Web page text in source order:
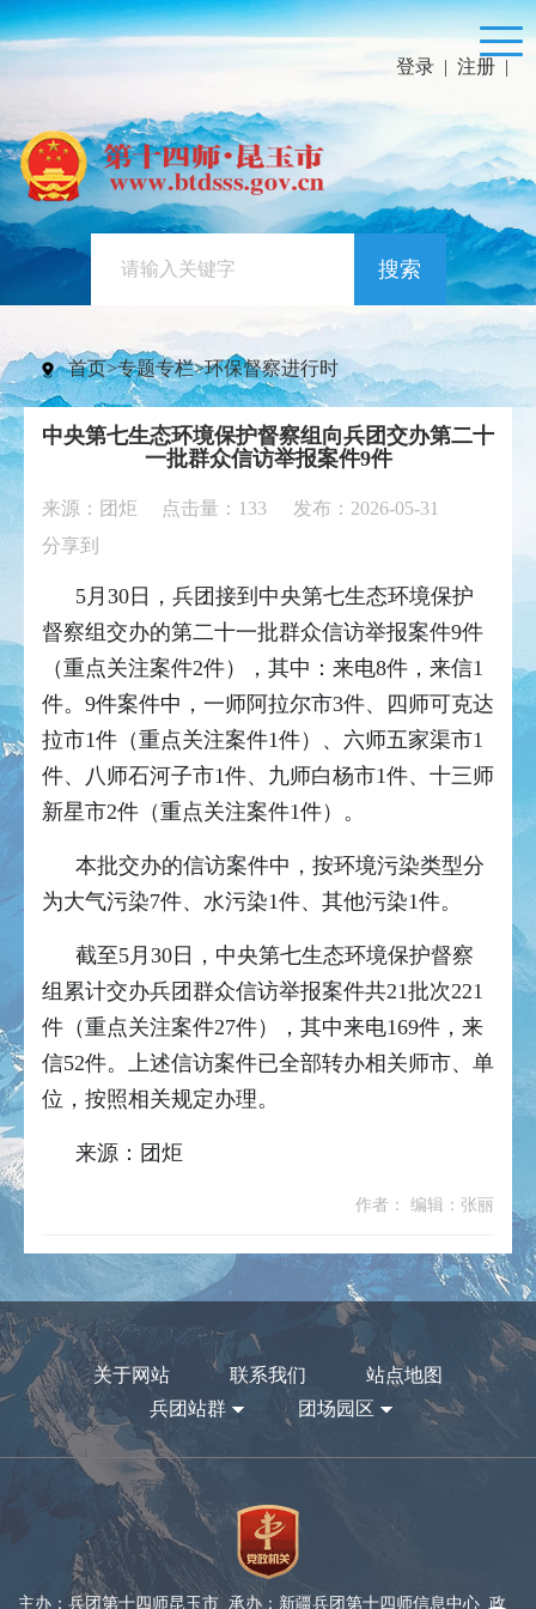
登录 | 注册 |
搜索
首页>专题专栏>环保督察进行时
中央第七生态环境保护督察组向兵团交办第二十
一批群众信访举报案件9件
来源：团炬 点击量： 133
发布：2026-05-31
分享到
5月30日，兵团接到中央第七生态环境保护
督察组交办的第二十一批群众信访举报案件9件
（重点关注案件2件），其中：来电8件，来信1
件。9件案件中，一师阿拉尔市3件、四师可克达
拉市1件（重点关注案件1件）、六师五家渠市1
件、八师石河子市1件、九师白杨市1件、十三师
新星市2件（重点关注案件1件）。
本批交办的信访案件中，按环境污染类型分
为大气污染7件、水污染1件、其他污染1件。
截至5月30日，中央第七生态环境保护督察
组累计交办兵团群众信访举报案件共21批次221
件（重点关注案件27件），其中来电169件，来
信52件。上述信访案件已全部转办相关师市、单
位，按照相关规定办理。
来源：团炬
作者： 编辑：张丽
关于网站 联系我们
站点地图
兵团站群
团场园区
主办：兵团第十四师昆玉市 承办：新疆兵团第十四师信息中心 政